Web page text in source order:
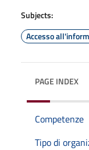
Subjects:
Accesso
PAGE INDEX
Competenze
Tipo di